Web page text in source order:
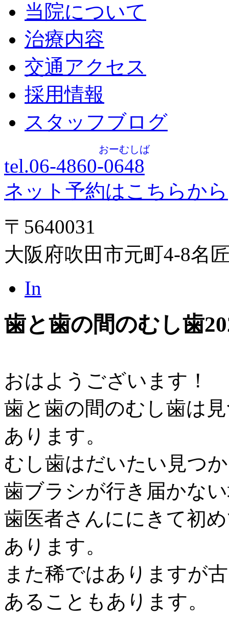
当院について
治療内容
交通アクセス
採用情報
スタッフブログ
tel.06-4860-0648
おーむしば
ネット予約はこちらから
〒5640031
大阪府吹田市元町4-8名
In
歯と歯の間のむし歯
おはようございます！
歯と歯の間のむし歯は
あります。
むし歯はだいたい見つ
歯ブラシが行き届かな
歯医者さんににきて初
あります。
また稀ではありますが
あることもあります。